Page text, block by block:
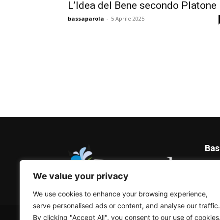
We value your privacy
We use cookies to enhance your browsing experience,
serve personalised ads or content, and analyse our traffic.
By clicking "Accept All", you consent to our use of cookies.
L’Idea del Bene secondo Platone
bassaparola - 5 Aprile 2025
© Bassaparola.it 2015-2025